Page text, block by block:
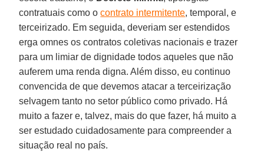
contratuais como ocontrato intermitente, temporal, e
terceirizado. Em seguida, deveriam ser estendidos
erga omnes os contratos coletivas nacionais e trazer
para um limiar de dignidade todos aqueles que não
auferem uma renda digna. Além disso, eu continuo
convencida de que devemos atacar a terceirização
selvagem tanto no setor público como privado. Há
muito a fazer e, talvez, mais do que fazer, há muito a
ser estudado cuidadosamente para compreender a
situação real no país.